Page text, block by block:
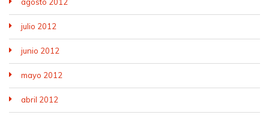
julio 2012
junio 2012
mayo 2012
abril 2012